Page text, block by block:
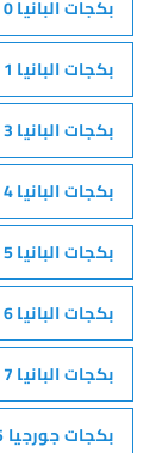
بكجات البانيا 10 ايام 9 ليالي
بكجات البانيا 11 يوم 10 ليالي
بكجات البانيا 13 يوم 12 ليلة
بكجات البانيا 14 يوم 13 ليلة
بكجات البانيا 15 يوم 14 ليلة
بكجات البانيا 16 يوم 15 ليلة
بكجات البانيا 17 يوم 16 ليلة
بكجات جورجيا 5 ايام 4 ليالي